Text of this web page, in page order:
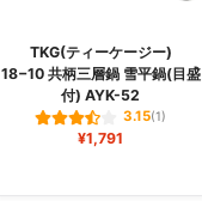
TKG(ティーケージー)
18−10 共柄三層鍋 雪平鍋(目盛
付) AYK-52
3.15(1)
¥1,791